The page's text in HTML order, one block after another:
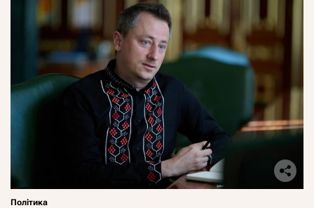
Політика